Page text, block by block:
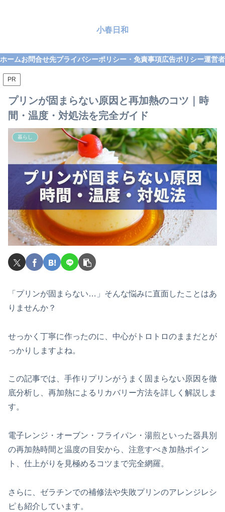
小春日和
ホームお問合せ先プライバシーポリシー・免責事項広告ポリシー運営
PR
プリンが固まらない原因と再加熱のコツ｜時
間・温度・対処法を完全ガイド
暮らし
「プリンが固まらない…」そんな悩みに直面したことはあ
りませんか？
せっかく丁寧に作ったのに、中心がトロトロのままだとが
っかりしますよね。
この記事では、手作りプリンがうまく固まらない原因を徹
底分析し、再加熱によるリカバリー方法を詳しく解説しま
す。
電子レンジ・オーブン・フライパン・湯煎といった器具別
の再加熱時間と温度の目安から、注意すべき加熱ポイン
ト、仕上がりを見極めるコツまで完全網羅。
さらに、ゼラチンでの補修法や失敗プリンのアレンジレシ
ピも紹介しています。